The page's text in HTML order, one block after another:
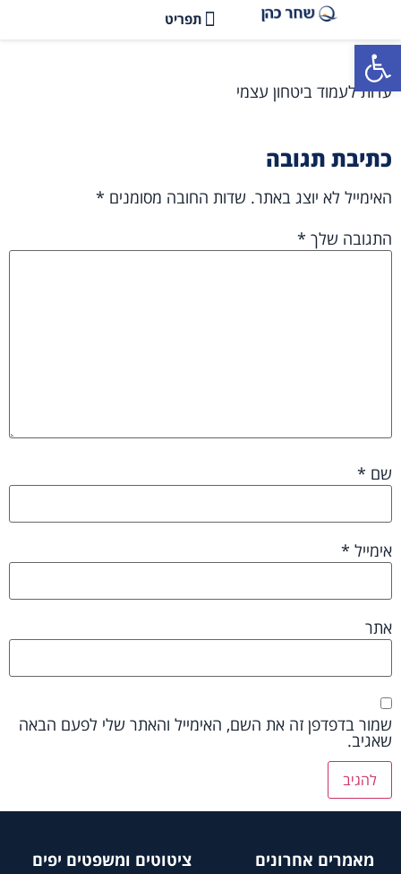
פתח סרגל נגישות
עדות לעמוד ביטחון עצמי
כתיבת תגובה
האימייל לא יוצג באתר. שדות החובה מסומנים *
התגובה שלך *
שם *
אימייל *
אתר
שמור בדפדפן זה את השם, האימייל והאתר שלי לפעם הבאה
שאגיב.
מאמרים אחרונים
ציטוטים ומשפטים יפים